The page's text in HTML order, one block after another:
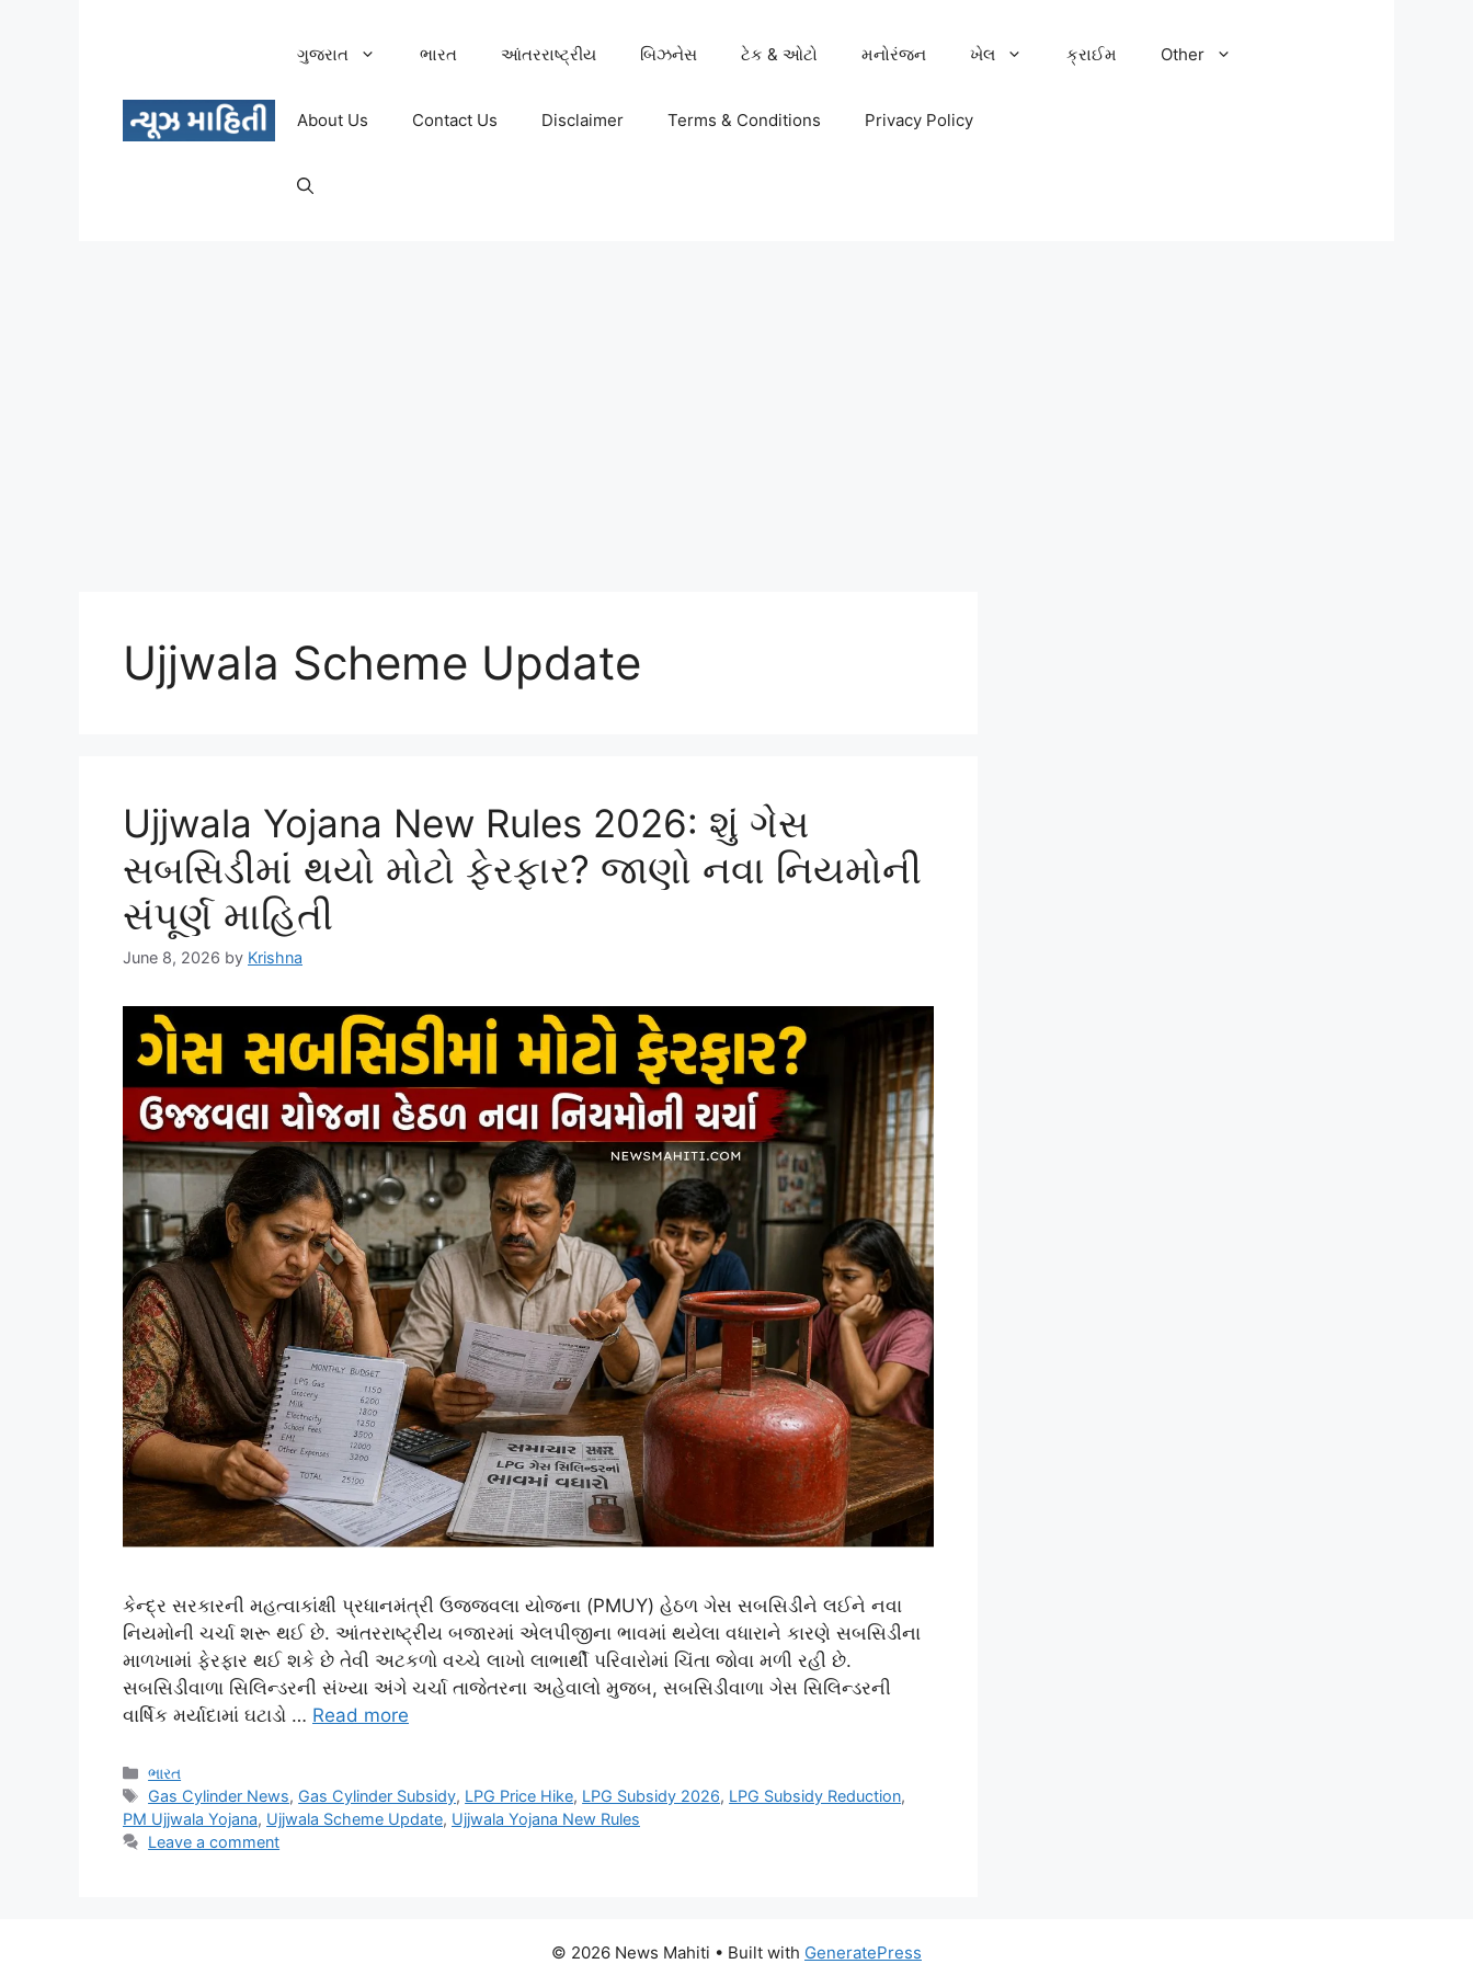
ગુજરાત ભારત આંતરરાષ્ટ્રીય બિઝનેસ ટેક & ઓટો મનોરંજન ખેલ ક્રાઈમ Other
About Us Contact Us Disclaimer Terms & Conditions Privacy Policy
Ujjwala Scheme Update
Ujjwala Yojana New Rules 2026: શું ગેસ
સબસિડીમાં થયો મોટો ફેરફાર? જાણો નવા નિયમોની
સંપૂર્ણ માહિતી
June 8, 2026 by Krishna
કેન્દ્ર સરકારની મહત્વાકાંક્ષી પ્રધાનમંત્રી ઉજ્જવલા યોજના (PMUY) હેઠળ ગેસ સબસિડીને લઈને નવા
નિયમોની ચર્ચા શરૂ થઈ છે. આંતરરાષ્ટ્રીય બજારમાં એલપીજીના ભાવમાં થયેલા વધારાને કારણે સબસિડીના
માળખામાં ફેરફાર થઈ શકે છે તેવી અટકળો વચ્ચે લાખો લાભાર્થી પરિવારોમાં ચિંતા જોવા મળી રહી છે.
સબસિડીવાળા સિલિન્ડરની સંખ્યા અંગે ચર્ચા તાજેતરના અહેવાલો મુજબ, સબસિડીવાળા ગેસ સિલિન્ડરની
વાર્ષિક મર્યાદામાં ઘટાડો … Read more
Categories
ભારત
Tags
Gas Cylinder News, Gas Cylinder Subsidy, LPG Price Hike, LPG Subsidy 2026, LPG Subsidy Reduction,
PM Ujjwala Yojana, Ujjwala Scheme Update, Ujjwala Yojana New Rules
Leave a comment
© 2026 News Mahiti • Built with GeneratePress